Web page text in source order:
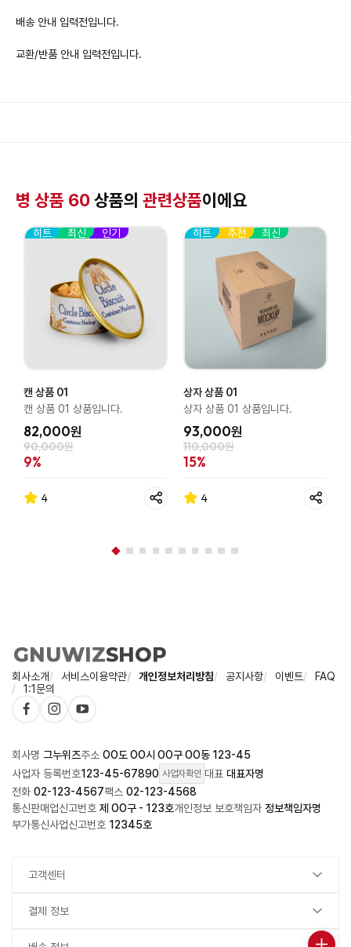
배송 안내 입력전입니다.
교환/반품 안내 입력전입니다.
병 상품 60상품의 관련상품이에요
히트 최신 인기
캔 상품 01
캔 상품 01 상품입니다.
82,000원
90,000원
9%
4
히트 추천 최신
상자 상품 01
상자 상품 01 상품입니다.
93,000원
110,000원
15%
4
회사소개 서비스이용약관 개인정보처리방침 공지사항 이벤트
FAQ
1:1문의
회사명 그누위즈주소 OO도 OO시 OO구 OO동 123-45
사업자 등록번호123-45-67890 사업자확인 대표 대표자명
전화 02-123-4567팩스 02-123-4568
통신판매업신고번호 제 OO구 - 123호개인정보 보호책임자 정보책임자명
부가통신사업신고번호 12345호
고객센터
결제 정보